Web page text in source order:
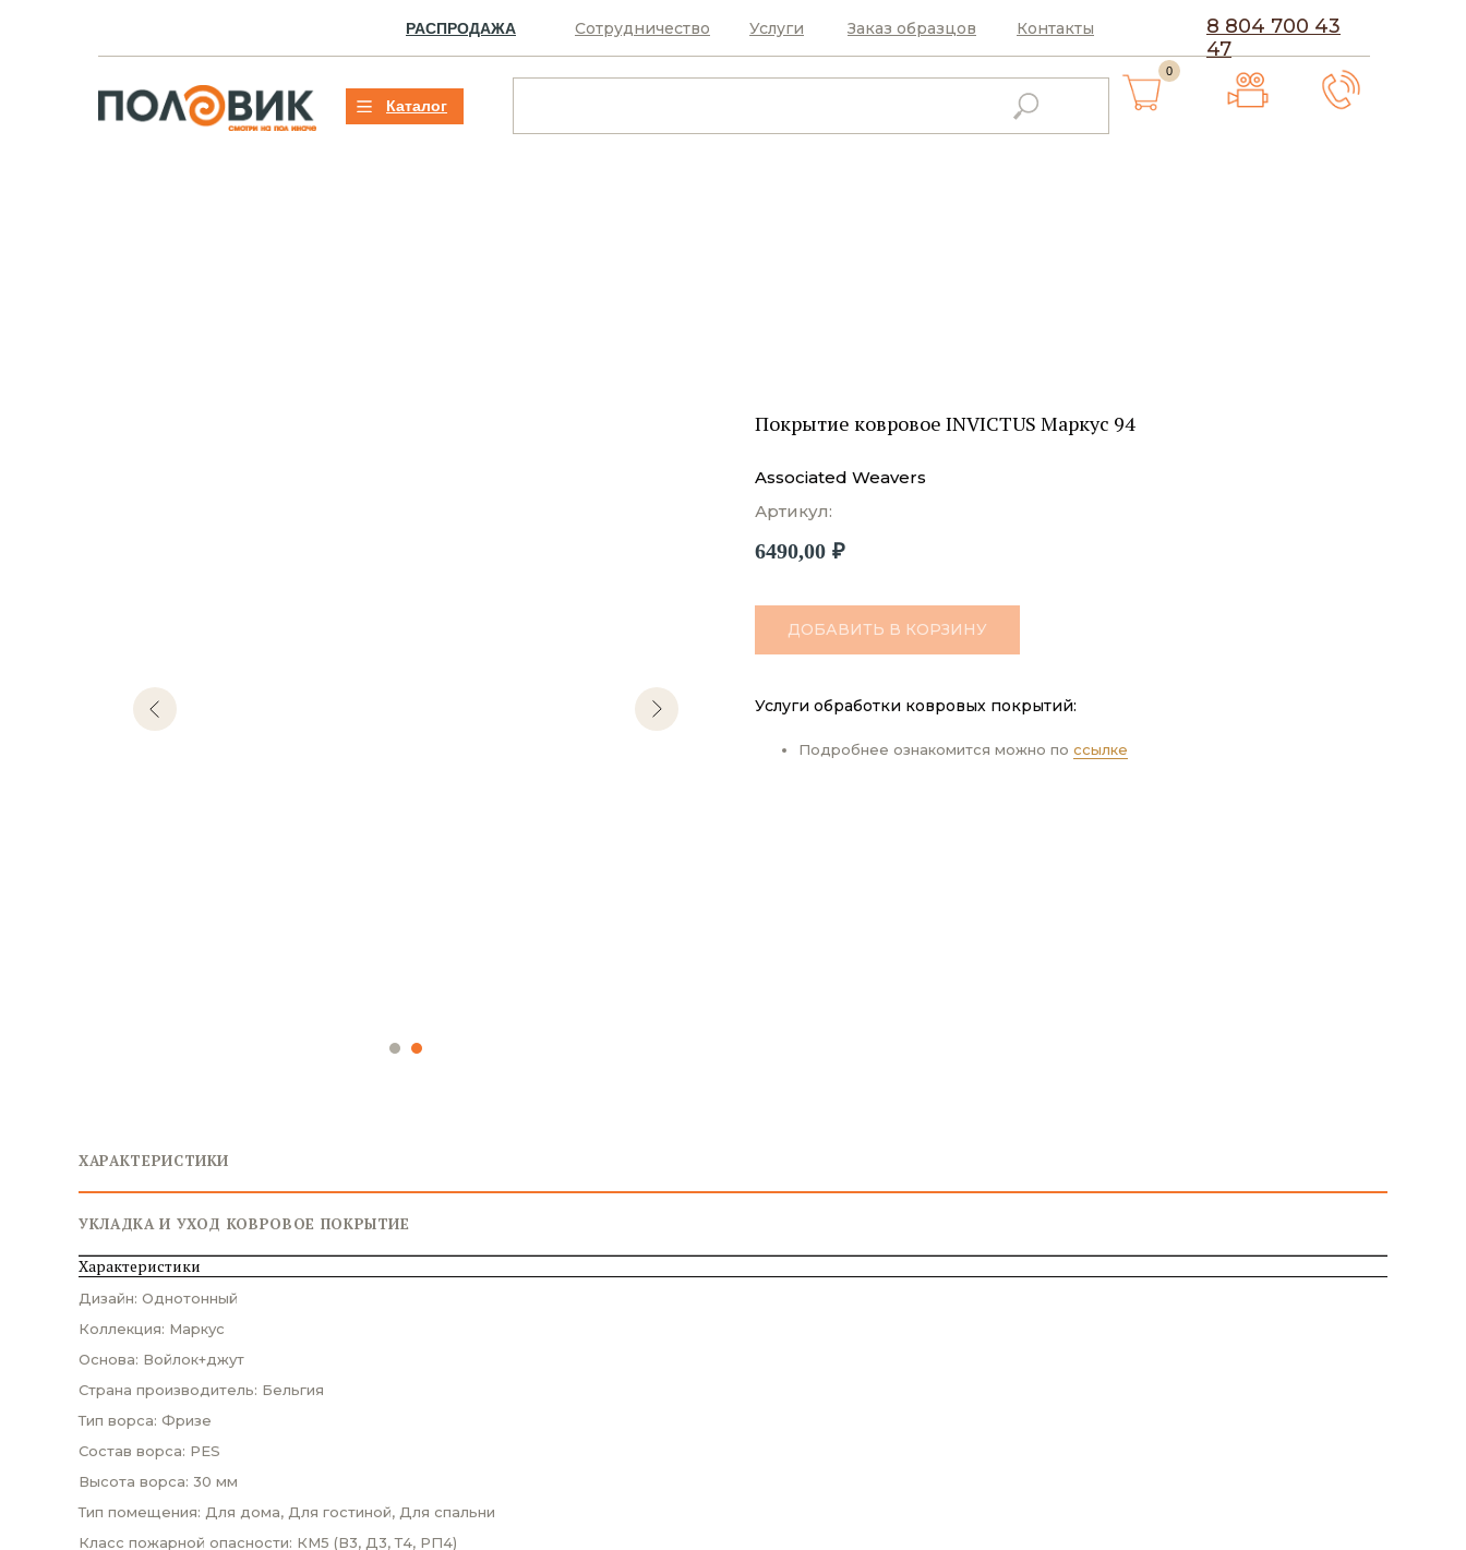
8 804 700 43
47
Услуги
Сотрудничество Контакты
Заказ образцов
РАСПРОДАЖА
0
Каталог
Покрытие ковровое INVICTUS Маркус 94
Associated Weavers
Артикул:
6490,00 ₽
ДОБАВИТЬ В КОРЗИНУ
Услуги обработки ковровых покрытий:
Подробнее ознакомится можно по ссылке
ХАРАКТЕРИСТИКИ
УКЛАДКА И УХОД КОВРОВОЕ ПОКРЫТИЕ
Характеристики
Дизайн: Однотонный
Коллекция: Маркус
Основа: Войлок+джут
Страна производитель: Бельгия
Тип ворса: Фризе
Состав ворса: PES
Высота ворса: 30 мм
Тип помещения: Для дома, Для гостиной, Для спальни
Класс пожарной опасности: КМ5 (В3, Д3, Т4, РП4)